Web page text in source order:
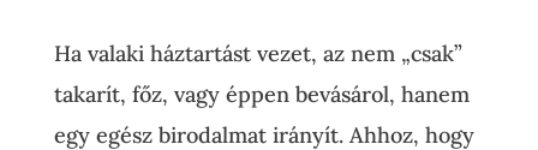
Ha valaki háztartást vezet, az nem „csak”
takarít, főz, vagy éppen bevásárol, hanem
egy egész birodalmat irányít. Ahhoz, hogy